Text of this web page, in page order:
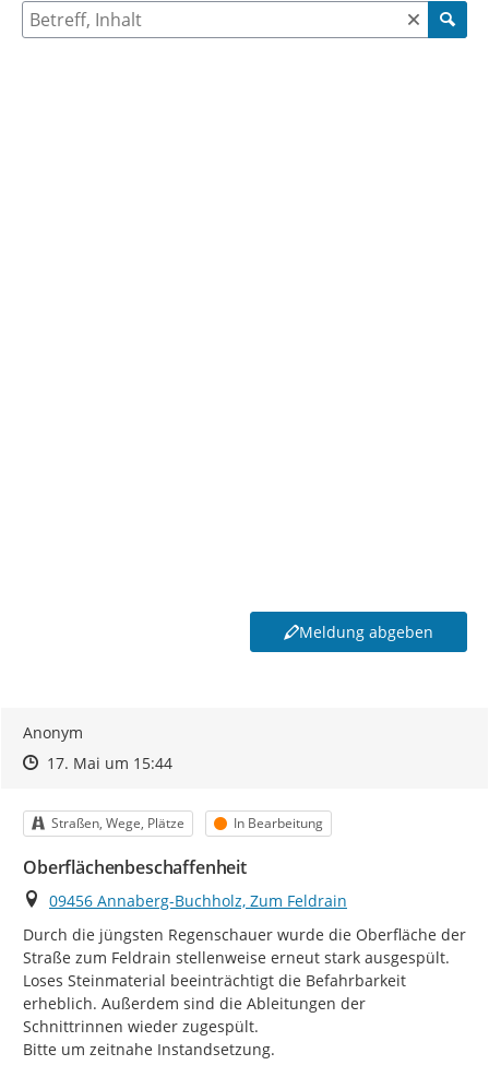
Suche nach Meldungen und Kommentaren
Meldung abgeben
Anonym
Zeitpunkt des Erstellens
Zeitpunkt des Erstellens
17. Mai um 15:44Zur Äußerung
Kategorie
Straßen, Wege, Plätze Status
In Bearbeitung
Oberflächenbeschaffenheit
Ort
09456 Annaberg-Buchholz, Zum Feldrain
Durch die jüngsten Regenschauer wurde die Oberfläche der
Straße zum Feldrain stellenweise erneut stark ausgespült.
Loses Steinmaterial beeinträchtigt die Befahrbarkeit
erheblich. Außerdem sind die Ableitungen der
Schnittrinnen wieder zugespült.
Bitte um zeitnahe Instandsetzung.